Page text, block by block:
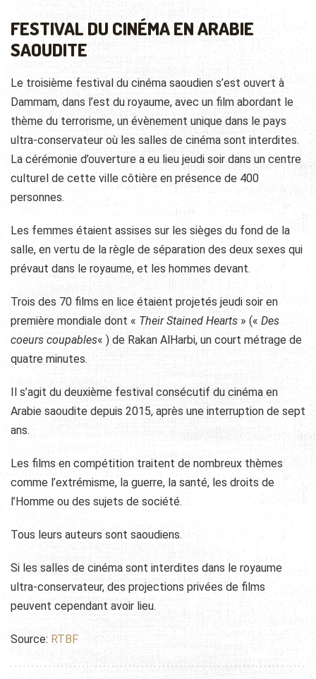
FESTIVAL DU CINÉMA EN ARABIE
SAOUDITE
Le troisième festival du cinéma saoudien s’est ouvert à
Dammam, dans l’est du royaume, avec un film abordant le
thème du terrorisme, un évènement unique dans le pays
ultra-conservateur où les salles de cinéma sont interdites.
La cérémonie d’ouverture a eu lieu jeudi soir dans un centre
culturel de cette ville côtière en présence de 400
personnes.
Les femmes étaient assises sur les sièges du fond de la
salle, en vertu de la règle de séparation des deux sexes qui
prévaut dans le royaume, et les hommes devant.
Trois des 70 films en lice étaient projetés jeudi soir en
première mondiale dont « Their Stained Hearts » («Des
coeurs coupables« ) de Rakan AlHarbi, un court métrage de
quatre minutes.
Il s’agit du deuxième festival consécutif du cinéma en
Arabie saoudite depuis 2015, après une interruption de sept
ans.
Les films en compétition traitent de nombreux thèmes
comme l’extrémisme, la guerre, la santé, les droits de
l’Homme ou des sujets de société.
Tous leurs auteurs sont saoudiens.
Si les salles de cinéma sont interdites dans le royaume
ultra-conservateur, des projections privées de films
peuvent cependant avoir lieu.
Source: RTBF